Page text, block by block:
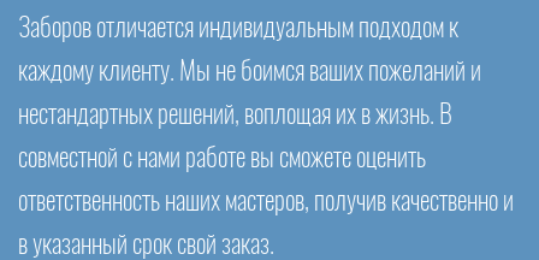
Заборов отличается индивидуальным подходом к
каждому клиенту. Мы не боимся ваших пожеланий и
нестандартных решений, воплощая их в жизнь. В
совместной с нами работе вы сможете оценить
ответственность наших мастеров, получив качественно и
в указанный срок свой заказ.